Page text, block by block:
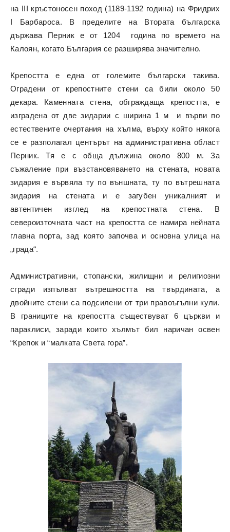
на III кръстоносен поход (1189-1192 година) на Фридрих
I Барбароса. В пределите на Втората българска
държава Перник е от 1204 година по времето на
Калоян, когато България се разширява значително.
Крепостта е една от големите български такива.
Оградени от крепостните стени са били около 50
декара. Каменната стена, обграждаща крепостта, е
изградена от две зидарии с ширина 1 м и върви по
естествените очертания на хълма, върху който някога
се е разполагал центърът на административна област
Перник. Тя е с обща дължина около 800 м. За
съжаление при възстановяването на стената, новата
зидария е вървяла ту по външната, ту по вътрешната
зидария на стената и е загубен уникалният и
автентичен изглед на крепостната стена. В
североизточната част на крепостта се намира нейната
главна порта, зад която започва и основна улица на
„града“.
Административни, стопански, жилищни и религиозни
сгради изпълват вътрешността на твърдината, а
двойните стени са подсилени от три правоъгълни кули.
В границите на крепостта съществуват 6 църкви и
параклиси, заради които хълмът бил наричан освен
“Крепок и “малката Света гора”.